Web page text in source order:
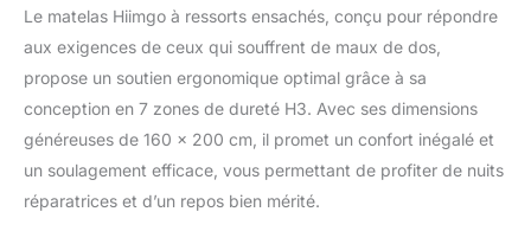
Le matelas Hiimgo à ressorts ensachés, conçu pour répondre
aux exigences de ceux qui souffrent de maux de dos,
propose un soutien ergonomique optimal grâce à sa
conception en 7 zones de dureté H3. Avec ses dimensions
généreuses de 160 x 200 cm, il promet un confort inégalé et
un soulagement efficace, vous permettant de profiter de nuits
réparatrices et d’un repos bien mérité.